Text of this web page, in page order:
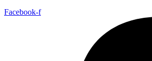
Facebook-f